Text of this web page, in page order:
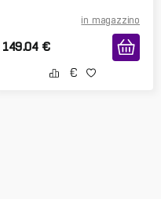
in magazzino
149.04 €